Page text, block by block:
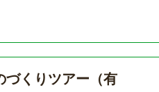
づくりツアー（有